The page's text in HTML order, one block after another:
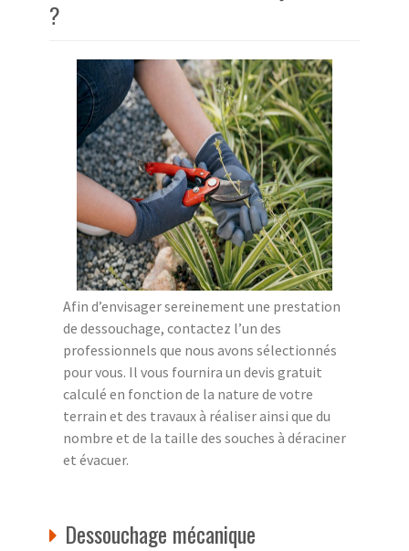
?
Afin d’envisager sereinement une prestation
de dessouchage, contactez l’un des
professionnels que nous avons sélectionnés
pour vous. Il vous fournira un devis gratuit
calculé en fonction de la nature de votre
terrain et des travaux à réaliser ainsi que du
nombre et de la taille des souches à déraciner
et évacuer.
Dessouchage mécanique